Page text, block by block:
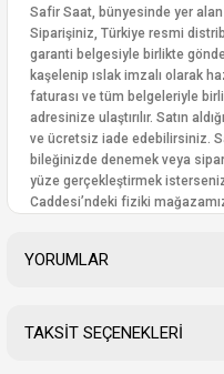
Safir Saat, bünyesinde yer alan
Siparişiniz, Türkiye resmi
garanti belgesiyle birlikte
kaşelenip ıslak imzalı olarak
faturası ve tüm belgeleriyle
adresinize ulaştırılır. Satın
ve ücretsiz iade edebilirsiniz.
bileğinizde denemek veya
yüze gerçekleştirmek
Caddesi’ndeki fiziki
YORUMLAR
TAKSİT SEÇENEKLERİ